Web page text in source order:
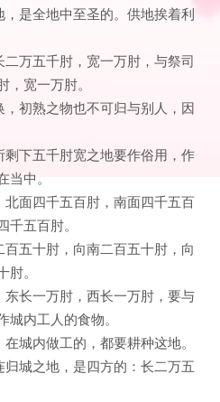
是全地中至圣的。供地挨着利
万五千肘，宽一万肘，与祭司
宽一万肘。
初熟之物也不可归与别人，因
下五千肘宽之地要作俗用，作
中。
面四千五百肘，南面四千五百
五百肘。
五十肘，向南二百五十肘，向
。
长一万肘，西长一万肘，要与
内工人的食物。
城内做工的，都要耕种这地。
城之地，是四方的：长二万五